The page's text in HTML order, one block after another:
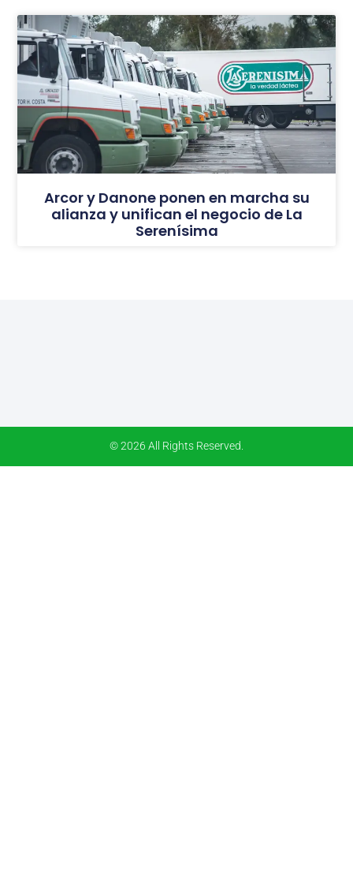
Arcor y Danone ponen en marcha su
alianza y unifican el negocio de La
Serenísima
© 2026 All Rights Reserved.